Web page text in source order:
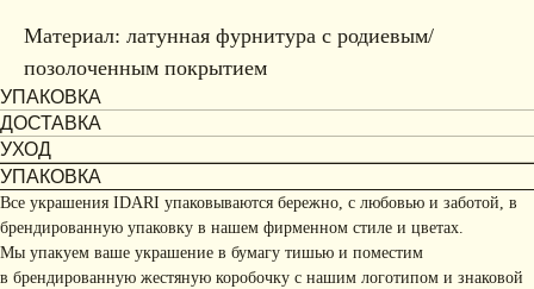
Материал: латунная фурнитура с родиевым/
позолоченным покрытием
УПАКОВКА
ДОСТАВКА
УХОД
УПАКОВКА
Все украшения IDARI упаковываются бережно, с любовью и заботой, в
брендированную упаковку в нашем фирменном стиле и цветах.
Мы упакуем ваше украшение в бумагу тишью и поместим
в брендированную жестяную коробочку с нашим логотипом и знаковой